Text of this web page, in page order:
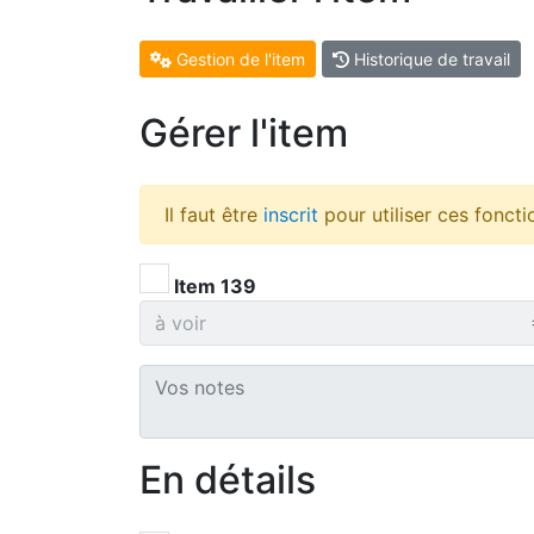
Gestion de l'item Historique de travail
Gérer l'item
Il faut être inscrit pour utiliser ces
Item 139
En détails